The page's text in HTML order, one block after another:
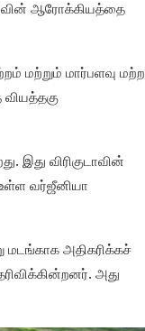
ஆரோக்கியத்தை
மற்றும் மார்பளவு மற்ற
இது விரிகுடாவின்
உள்ள வர்ஜீனியா
மடங்காக அதிகரிக்கச்
அது